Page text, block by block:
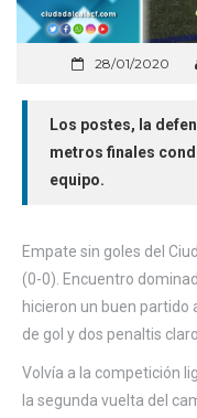
28/01/2020
Los postes, la
metros finales
equipo.
Empate sin goles del
(0-0). Encuentro
hicieron un buen partido
de gol y dos penaltis
Volvía a la competición
la segunda vuelta del